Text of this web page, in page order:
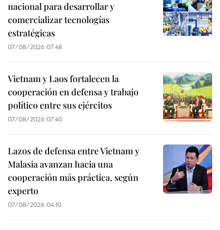
nacional para desarrollar y
comercializar tecnologías
estratégicas
07/08/2026 07:48
Vietnam y Laos fortalecen la
cooperación en defensa y trabajo
político entre sus ejércitos
07/08/2026 07:40
Lazos de defensa entre Vietnam y
Malasia avanzan hacia una
cooperación más práctica, según
experto
07/08/2026 04:10